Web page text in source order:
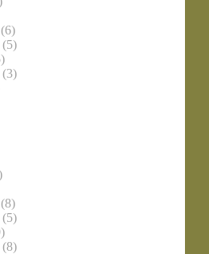
(6)
(5)
(3)
(8)
(5)
(8)